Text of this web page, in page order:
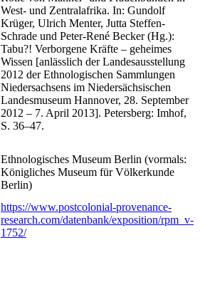
West- und Zentralafrika. In: Gundolf
Krüger, Ulrich Menter, Jutta Steffen-
Schrade und Peter-René Becker (Hg.):
Tabu?! Verborgene Kräfte – geheimes
Wissen [anlässlich der Landesausstellung
2012 der Ethnologischen Sammlungen
Niedersachsens im Niedersächsischen
Landesmuseum Hannover, 28. September
2012 – 7. April 2013]. Petersberg: Imhof,
S. 36–47.
Ethnologisches Museum Berlin (vormals:
Königliches Museum für Völkerkunde
Berlin)
https://www.postcolonial-provenance-
research.com/datenbank/exposition/rpm_v-
1752/